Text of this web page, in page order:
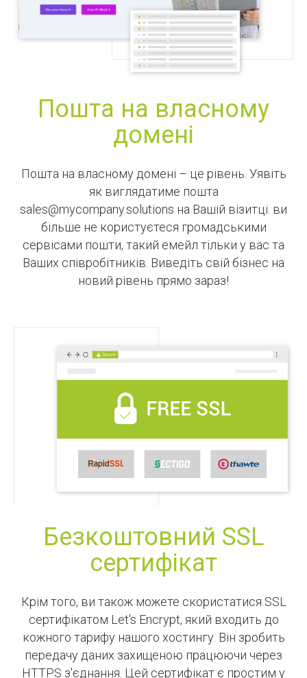
Пошта на власному
домені
Пошта на власному домені – це рівень. Уявіть
як виглядатиме пошта
sales@mycompany.solutions на Вашій візитці. ви
більше не користуєтеся громадськими
сервісами пошти, такий емейл тільки у вас та
Ваших співробітників. Виведіть свій бізнес на
новий рівень прямо зараз!
Безкоштовний SSL
сертифікат
Крім того, ви також можете скористатися SSL
сертифікатом Let's Encrypt, який входить до
кожного тарифу нашого хостингу. Він зробить
передачу даних захищеною працюючи через
HTTPS з'єднання. Цей сертифікат є простим у